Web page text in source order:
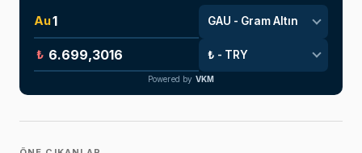
Au
₺
Powered by VKM